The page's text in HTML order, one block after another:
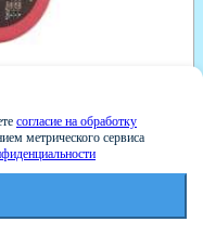
180) с гайками
согласие на обработку
метрического сервиса